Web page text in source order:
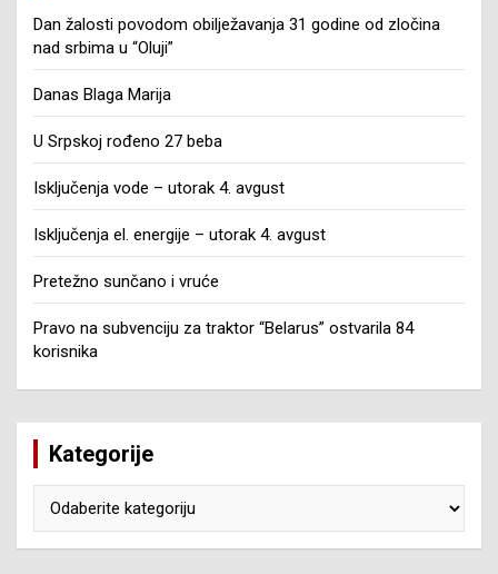
Dan žalosti povodom obilježavanja 31 godine od zločina
nad srbima u “Oluji”
Danas Blaga Marija
U Srpskoj rođeno 27 beba
Isključenja vode – utorak 4. avgust
Isključenja el. energije – utorak 4. avgust
Pretežno sunčano i vruće
Pravo na subvenciju za traktor “Belarus” ostvarila 84
korisnika
Kategorije